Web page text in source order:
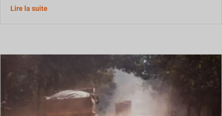
Lire la suiteConcernant la troisième vague de solidification pour